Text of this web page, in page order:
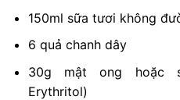
150ml sữa tươi không
6 quả chanh dây
30g mật ong hoặc
Erythritol)